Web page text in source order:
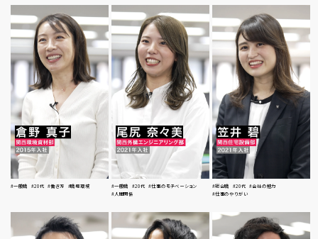
#一般職 #20代 #働き方 #職場環境 #一般職 #20代
#仕事のモチベーション
#人間関係
#総合職 #20代
#会社の魅力
#仕事のやりがい